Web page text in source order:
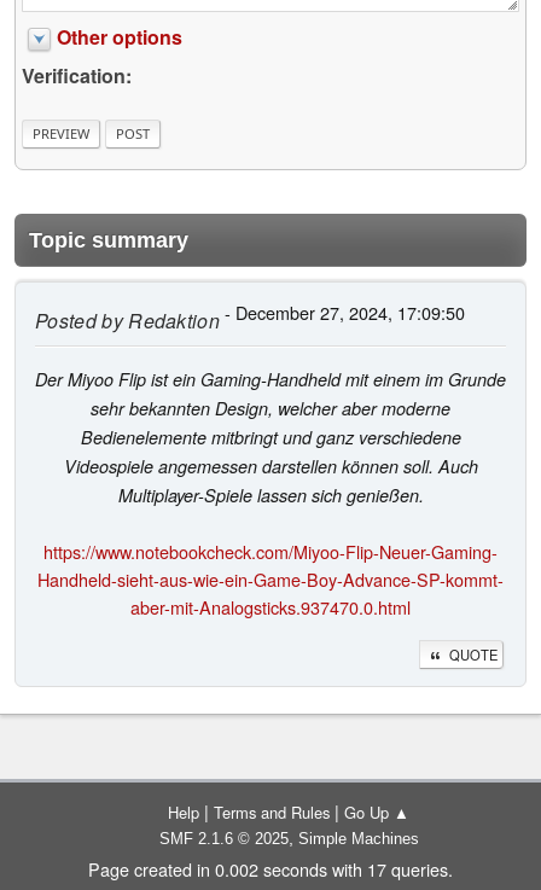
Other options
Verification:
Topic summary
Posted byRedaktion- December 27, 2024, 17:09:50
Der Miyoo Flip ist ein Gaming-Handheld mit einem im Grunde
sehr bekannten Design, welcher aber moderne
Bedienelemente mitbringt und ganz verschiedene
Videospiele angemessen darstellen können soll. Auch
Multiplayer-Spiele lassen sich genießen.
https://www.notebookcheck.com/Miyoo-Flip-Neuer-Gaming-
Handheld-sieht-aus-wie-ein-Game-Boy-Advance-SP-kommt-
aber-mit-Analogsticks.937470.0.html
QUOTE
Help | Terms and Rules | Go Up ▲
SMF 2.1.6 © 2025, Simple Machines
Page created in 0.002 seconds with 17 queries.